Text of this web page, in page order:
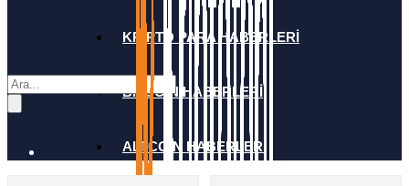
KRİPTO PARA HABERLERİ
BİTCOİN HABERLERİ
ALTCOİN HABERLERİ